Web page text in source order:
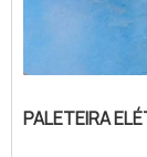
PALETEIRA